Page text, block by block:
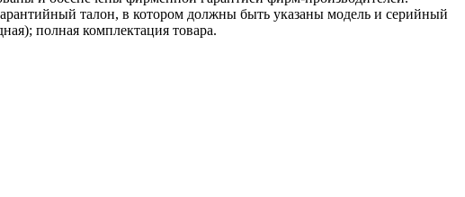
талон, в котором должны быть указаны модель и серийный
полная комплектация товара.